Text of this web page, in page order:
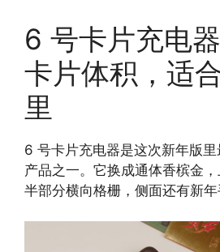
6 号卡片充电
卡片体积，适
里
6 号卡片充电器是这次新年版
产品之一。它换成通体香槟金
半部分横向格栅，侧面还有新年